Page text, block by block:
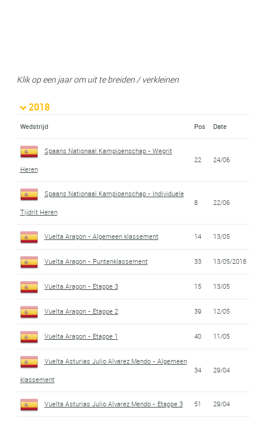
Klik op een jaar om uit te breiden / verkleinen
2018
Wedstrijd Pos Date
Spaans Nationaal Kampioenschap - Wegrit
Heren
22 24/06
Spaans Nationaal Kampioenschap - Individuele
Tijdrit Heren
8 22/06
Vuelta Aragon - Algemeen klassement 14 13/05
Vuelta Aragon - Puntenklassement 33 13/05/2018
Vuelta Aragon - Etappe 3 15 13/05
Vuelta Aragon - Etappe 2 39 12/05
Vuelta Aragon - Etappe 1 40 11/05
Vuelta Asturias Julio Alvarez Mendo - Algemeen
klassement
34 29/04
Vuelta Asturias Julio Alvarez Mendo - Etappe 3 51 29/04